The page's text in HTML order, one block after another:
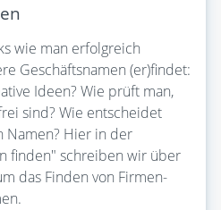
wie man erfolgreich
Geschäftsnamen (er)findet:
Ideen? Wie prüft man,
sind? Wie entscheidet
Namen? Hier in der
finden" schreiben wir über
das Finden von Firmen-